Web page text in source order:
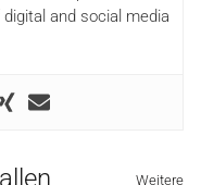
and social media
Weitere